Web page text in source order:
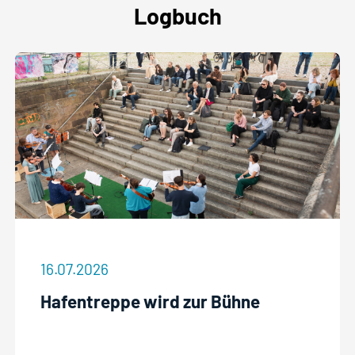
Logbuch
16.07.2026
Hafentreppe wird zur Bühne